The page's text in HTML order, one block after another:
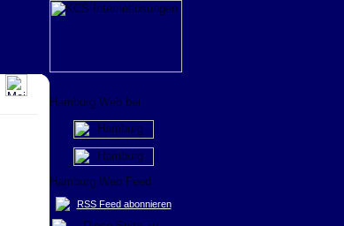
RSS Feed abonnieren